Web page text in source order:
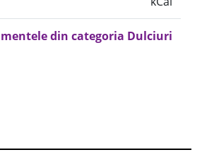
din categoria Dulciuri